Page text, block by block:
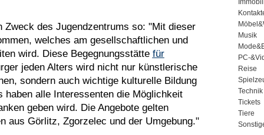
des Jugendzentrums so: "Mit dieser
welches am gesellschaftlichen und
wird. Diese Begegnungsstätte für
jeden Alters wird nicht nur künstlerische
sondern auch wichtige kulturelle Bildung
alle Interessenten die Möglichkeit
geben wird. Die Angebote gelten
aus Görlitz, Zgorzelec und der Umgebung."
Musik
PC-
Reise
Technik
Tickets
Tiere